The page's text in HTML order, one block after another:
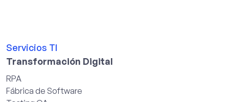
Servicios TI
Transformación Digital
RPA
Fábrica de Software